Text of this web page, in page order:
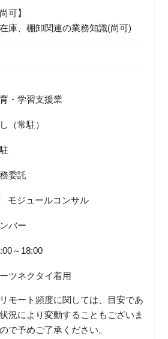
尚可】
在庫、棚卸関連の業務知識(尚可)
・学習支援業
（常駐）
委託
モジュールコンサル
バー
～18:00
ツネクタイ着用
リモート頻度に関しては、目安であ
況により変動することもございま
で予めご了承ください。